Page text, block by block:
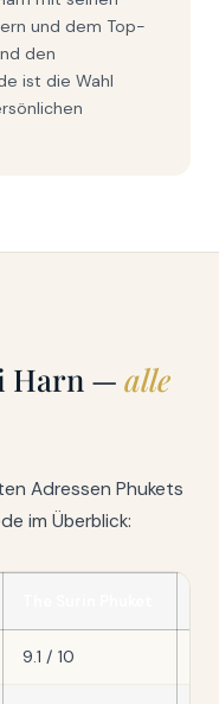
und dem Top-
den
ist die Wahl
Harn — alle
Adressen Phukets
im Überblick:
9.1 / 10